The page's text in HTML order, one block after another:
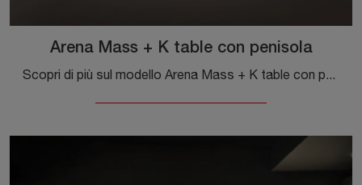
Arena Mass + K table con penisola
Scopri di più sul modello Arena Mass + K table con penisola di Maistri: arreda la cucina con la soluzione in laccato opaco che fa per te.